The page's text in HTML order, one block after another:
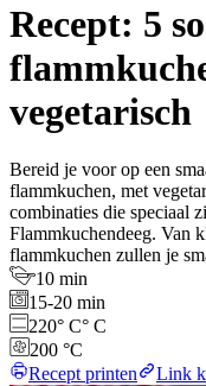
Recept: 5
vegetarisch
Bereid je voor op een
flammkuchen, met
combinaties die speciaal
Flammkuchendeeg. Van
flammkuchen zullen je
10 min
15-20 min
220° C° C
200 °C
Recept printen
Link